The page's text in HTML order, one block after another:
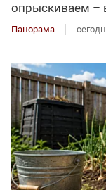
опрыскиваем –
Панорама